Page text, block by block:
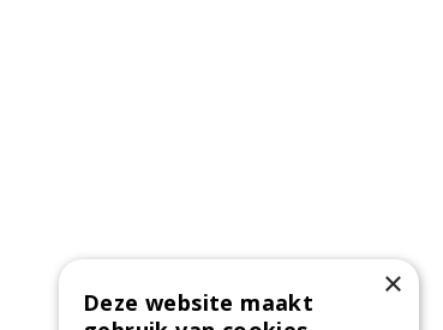
×
Deze website maakt